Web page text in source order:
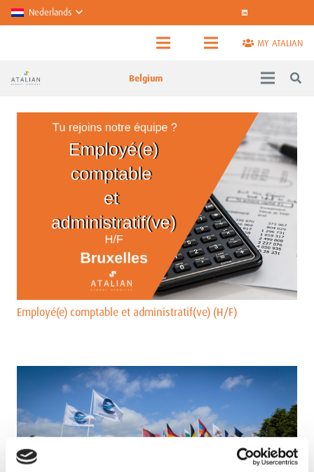
Nederlands
MY ATALIAN
Belgium
Employé(e) comptable et administratif(ve) (H/F)